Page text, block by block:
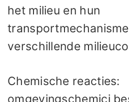
het milieu en hun
verschillende
Chemische reacties:
omgevingschemici